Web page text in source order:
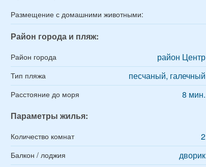
Размещение с домашними животными:
Район города и пляж:
Район города район Центр
Тип пляжа песчаный, галечный
Расстояние до моря
8 мин.
Параметры жилья:
Количество комнат 2
Балкон / лоджия дворик